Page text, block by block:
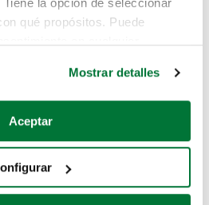
la opción de seleccionar
qué propósitos. Puede
sobre su ubicación geográfica
analizándolo activamente
específicas (huellas
Mostrar detalles
Aceptar
el coche que estás
estos enlaces: